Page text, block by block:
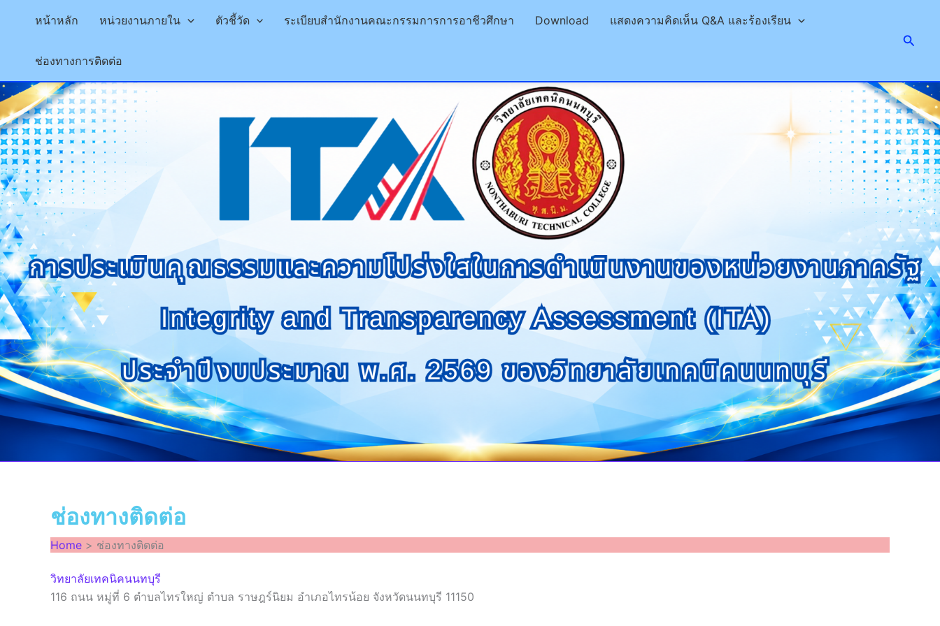
content
หน้าหลัก หน่วยงานภายใน ตัวชี้วัด ระเบียบสำนักงานคณะกรรมการการอาชีวศึกษา Download แสดงความคิดเห็น Q&A และร้องเรียน
ช่องทางการติดต่อ
ช่องทางติดต่อ
Home ช่องทางติดต่อ
วิทยาลัยเทคนิคนนทบุรี
116 ถนน หมู่ที่ 6 ตำบลไทรใหญ่ ตำบล ราษฎร์นิยม อำเภอไทรน้อย จังหวัดนนทบุรี 11150